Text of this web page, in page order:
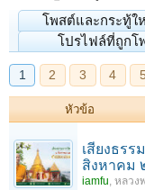
โพสต์และกระทู้ใ
โปรไฟล์ที่ถูกโ
หัวข้อ
เสียงธร
สิงหาคม
iamfu, หลวง